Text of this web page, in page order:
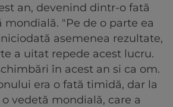
an, devenind dintr-o fată
"Pe de o parte ea
asemenea rezultate,
a uitat repede acest lucru.
în acest an si ca om.
era o fată timidă, dar la
vedetă mondială, care a